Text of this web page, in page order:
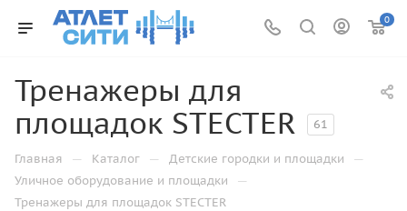
0
Тренажеры для
площадок STECTER
61
Главная — Каталог — Детские городки и площадки —
Уличное оборудование и площадки —
Тренажеры для площадок STECTER